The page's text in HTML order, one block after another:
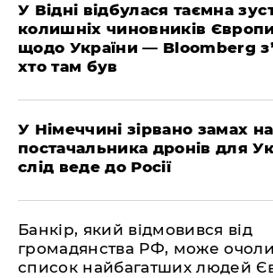
​У Відні відбулася таємна
колишніх чиновників Європи
щодо України — Bloomberg
хто там був
​У Німеччині зірвано замах на
постачальника дронів для
слід веде до Росії
​Банкір, який відмовився від
громадянства РФ, може
список найбагатших людей